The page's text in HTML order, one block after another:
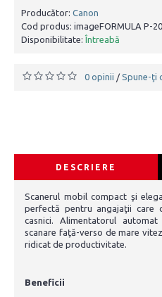
Producător: Canon
Cod produs: imageFORMULA P-
Disponibilitate: Întreabă
0 opinii / Spune-ţi
DESCRIERE
Scanerul mobil compact şi
perfectă pentru angajaţii care
casnici. Alimentatorul
scanare faţă-verso de mare
ridicat de productivitate.
Beneficii